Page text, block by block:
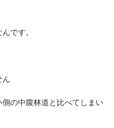
です。
ん
の中腹林道と比べてしまい